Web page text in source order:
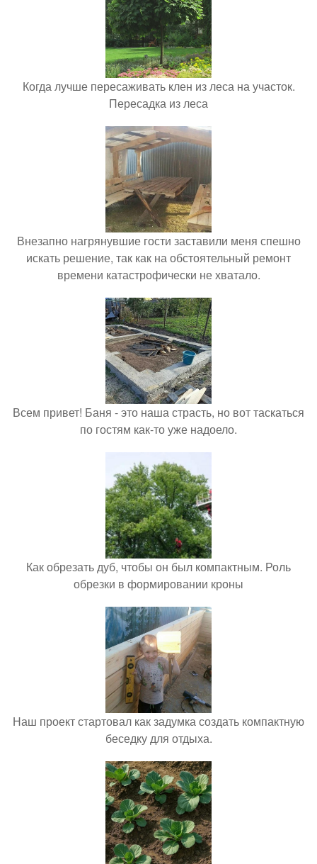
Когда лучше пересаживать клен из леса на участок.
Пересадка из леса
Внезапно нагрянувшие гости заставили меня спешно
искать решение, так как на обстоятельный ремонт
времени катастрофически не хватало.
Всем привет! Баня - это наша страсть, но вот таскаться
по гостям как-то уже надоело.
Как обрезать дуб, чтобы он был компактным. Роль
обрезки в формировании кроны
Наш проект стартовал как задумка создать компактную
беседку для отдыха.